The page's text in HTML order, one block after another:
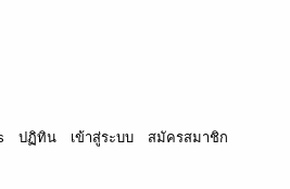
ปฏิทิน เข้าสู่ระบบ สมัครสมาชิก